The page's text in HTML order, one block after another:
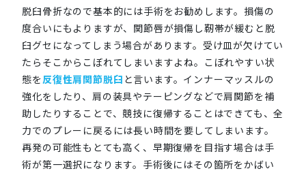
脱臼骨折なので基本的には手術をお勧めします。損傷の
度合いにもよりますが、関節唇が損傷し靭帯が緩むと脱
臼グセになってしまう場合があります。受け皿が欠けてい
たらそこからこぼれてしまいますよね。こぼれやすい状
態を反復性肩関節脱臼 と言います。インナーマッスルの
強化をしたり、肩の装具やテーピングなどで肩関節を補
助したりすることで、競技に復帰することはできても、全
力でのプレーに戻るには長い時間を要してしまいます。
再発の可能性もとても高く、早期復帰を目指す場合は手
術が第一選択になります。手術後にはその箇所をかばい